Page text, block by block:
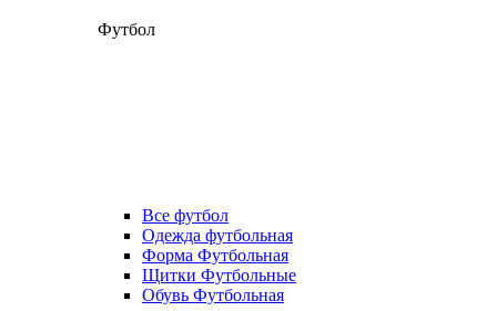
Футбол
Все футбол
Одежда футбольная
Форма Футбольная
Щитки Футбольные
Обувь Футбольная